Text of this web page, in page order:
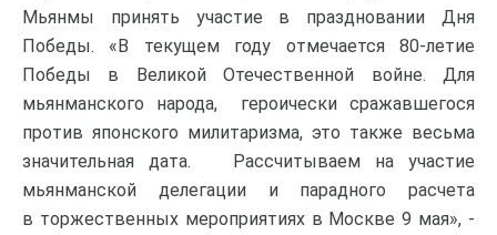
Мьянмы принять участие в праздновании Дня
Победы. «В текущем году отмечается 80-летие
Победы в Великой Отечественной войне. Для
мьянманского народа, героически сражавшегося
против японского милитаризма, это также весьма
значительная дата. Рассчитываем на участие
мьянманской делегации и парадного расчета
в торжественных мероприятиях в Москве 9 мая», -